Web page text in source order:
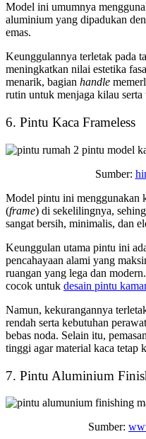
Model ini umumnya
aluminium yang dipadukan
emas.
Keunggulannya terletak pada
meningkatkan nilai estetika
menarik, bagian handle
rutin untuk menjaga kilau
6. Pintu Kaca Frameless
Sumber:
Model pintu ini menggunakan
(frame) di sekelilingnya,
sangat bersih, minimalis, dan
Keunggulan utama pintu ini
pencahayaan alami yang
ruangan yang lega dan
cocok untuk desain pintu
Namun, kekurangannya
rendah serta kebutuhan
bebas noda. Selain itu,
tinggi agar material kaca tetap
7. Pintu Aluminium
Sumber: